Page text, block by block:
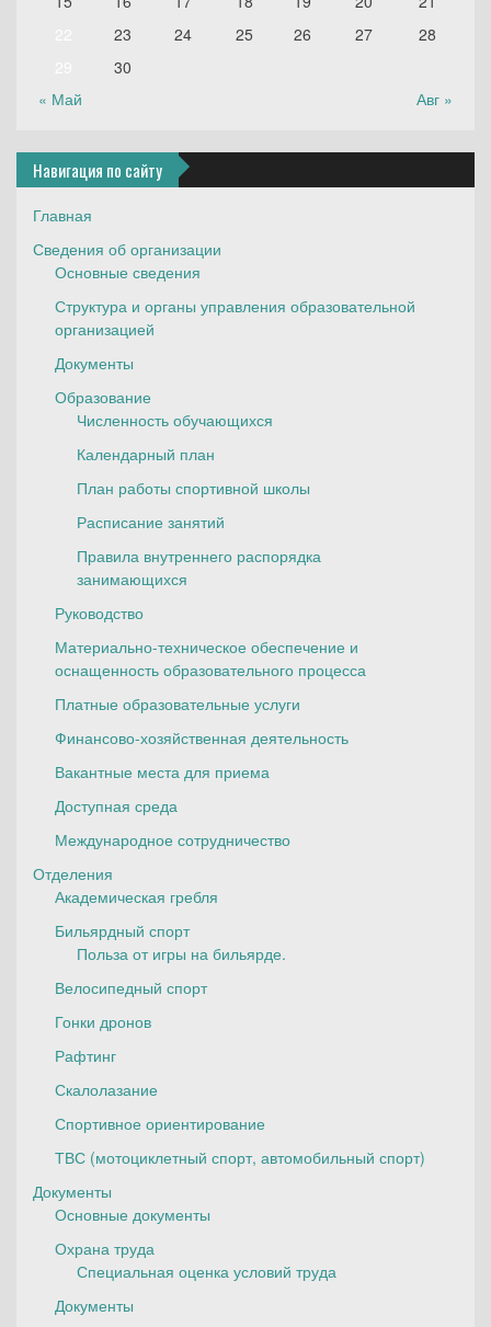
« Май Авг »
23 24 25 26 27
28
30
Навигация по сайту
Главная
Сведения об организации
Основные сведения
Структура и органы управления образовательной
организацией
Документы
Образование
Численность обучающихся
Календарный план
План работы спортивной школы
Расписание занятий
Правила внутреннего распорядка
занимающихся
Руководство
Материально-техническое обеспечение и
оснащенность образовательного процесса
Платные образовательные услуги
Финансово-хозяйственная деятельность
Вакантные места для приема
Доступная среда
Международное сотрудничество
Отделения
Академическая гребля
Бильярдный спорт
Польза от игры на бильярде.
Велосипедный спорт
Гонки дронов
Рафтинг
Скалолазание
Спортивное ориентирование
ТВС (мотоциклетный спорт, автомобильный спорт)
Документы
Основные документы
Охрана труда
Специальная оценка условий труда
Документы